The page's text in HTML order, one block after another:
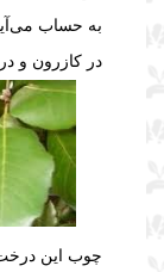
به حساب
در کازرون و
چوب این